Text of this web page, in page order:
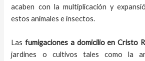
acaben con la multiplicación y
estos animales e insectos.
Lasfumigaciones a domicilioenCristo
jardines o cultivos tales como la